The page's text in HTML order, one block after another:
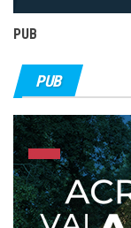
PUB
PUB